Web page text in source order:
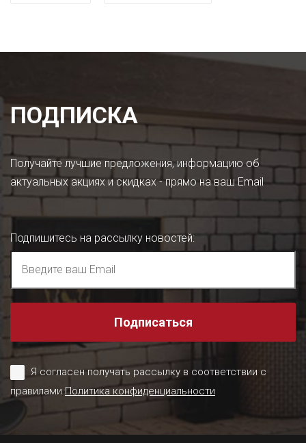
ПОДПИСКА
Получайте лучшие предложения, информацию об
актуальных акциях и скидках - прямо на ваш Email
Подпишитесь на рассылку новостей:
Подписаться
Я согласен получать рассылку в соответствии с
правиламиПолитика конфиденциальности